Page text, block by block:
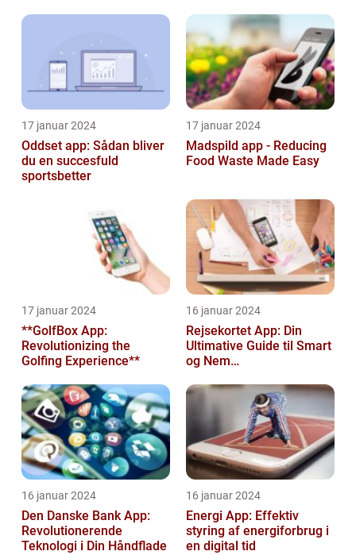
17 januar 2024
Oddset app: Sådan bliver
du en succesfuld
sportsbetter
17 januar 2024
Madspild app - Reducing
Food Waste Made Easy
17 januar 2024
**GolfBox App:
Revolutionizing the
Golfing Experience**
16 januar 2024
Rejsekortet App: Din
Ultimative Guide til Smart
og Nem
16 januar 2024
Den Danske Bank App:
Revolutionerende
Teknologi i Din Håndflade
16 januar 2024
Energi App: Effektiv
styring af energiforbrug i
en digital tid